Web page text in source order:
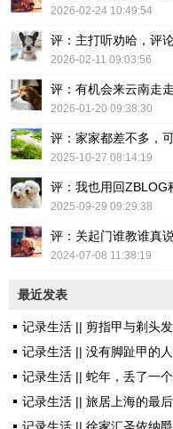
2026-02-24 10:49:54
评：主打听劝哈，评
2026-02-11 09:03:56
评：有机会来云南走走
2026-01-20 09:38:30
评：家家都差不多，
2025-10-27 08:14:19
评：我也用回ZBLOG
2025-09-29 09:29:38
评：关起门谁教谁真
2024-07-08 11:38:19
最近发表
记录生活 || 剪指甲与剃头发
记录生活 || 没有脚趾甲的
记录生活 || 蛇年，丢了一
记录生活 || 旅居上海的最